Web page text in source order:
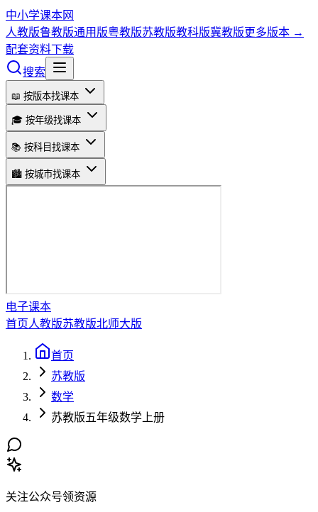
中小学课本网
人教版鲁教版通用版粤教版苏教版教科版冀教版更多版本 →
配套资料下载
搜索
📖 按版本找课本
🎓 按年级找课本
📚 按科目找课本
🏙️ 按城市找课本
电子课本
首页人教版苏教版北师大版
首页
苏教版
数学
苏教版五年级数学上册
关注公众号领资源